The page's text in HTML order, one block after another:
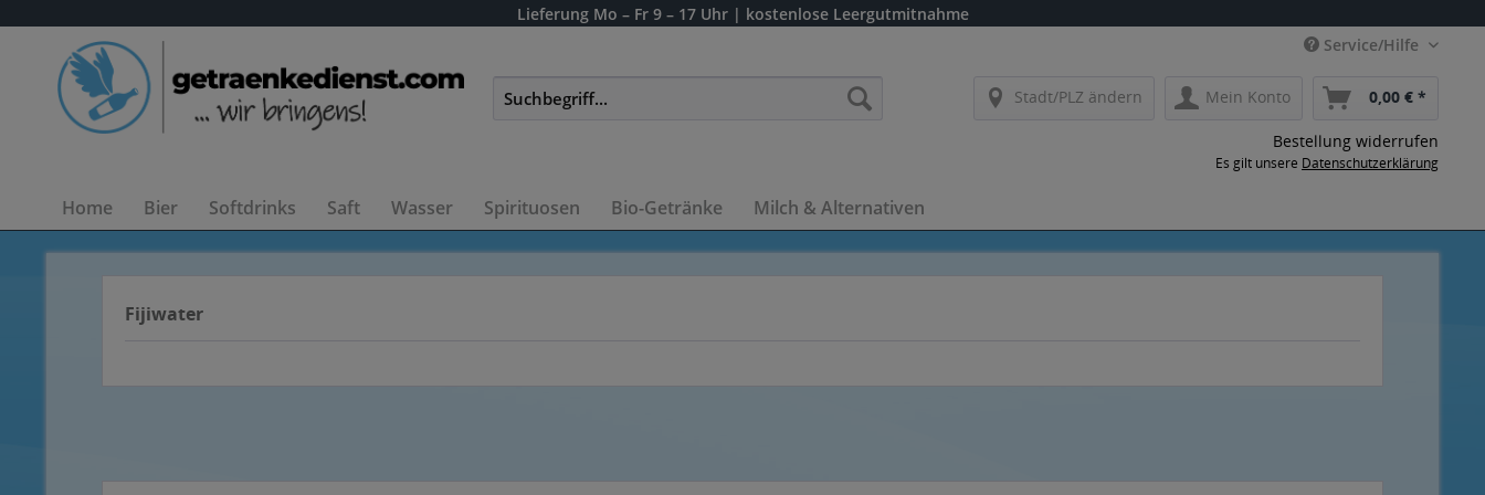
Lieferung Mo – Fr 9 – 17 Uhr | kostenlose Leergutmitnahme
Service/Hilfe
Stadt/PLZ ändern Mein Konto 0,00 € *
Bestellung widerrufen
Es gilt unsere Datenschutzerklärung
Home Bier Softdrinks Saft Wasser Spirituosen Bio-Getränke Milch & Alternativen
Fijiwater